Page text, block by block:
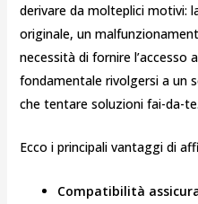
derivare da molteplici motivi:
originale, un
necessità di fornire l’accesso
fondamentale rivolgersi a un
che tentare soluzioni fai-da-te.
Ecco i principali vantaggi di
Compatibilità